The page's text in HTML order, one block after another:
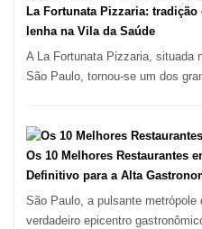
Se
Tornou
Um
dos
Icônicos
de
Pinheiros
La Fortunata Pizzaria:
lenha na Vila da Saúde
A La Fortunata Pizzaria, situada
São Paulo, tornou-se um dos
Os 10 Melhores Restaurantes
Definitivo para a Alta
São Paulo, a pulsante metrópole
verdadeiro epicentro